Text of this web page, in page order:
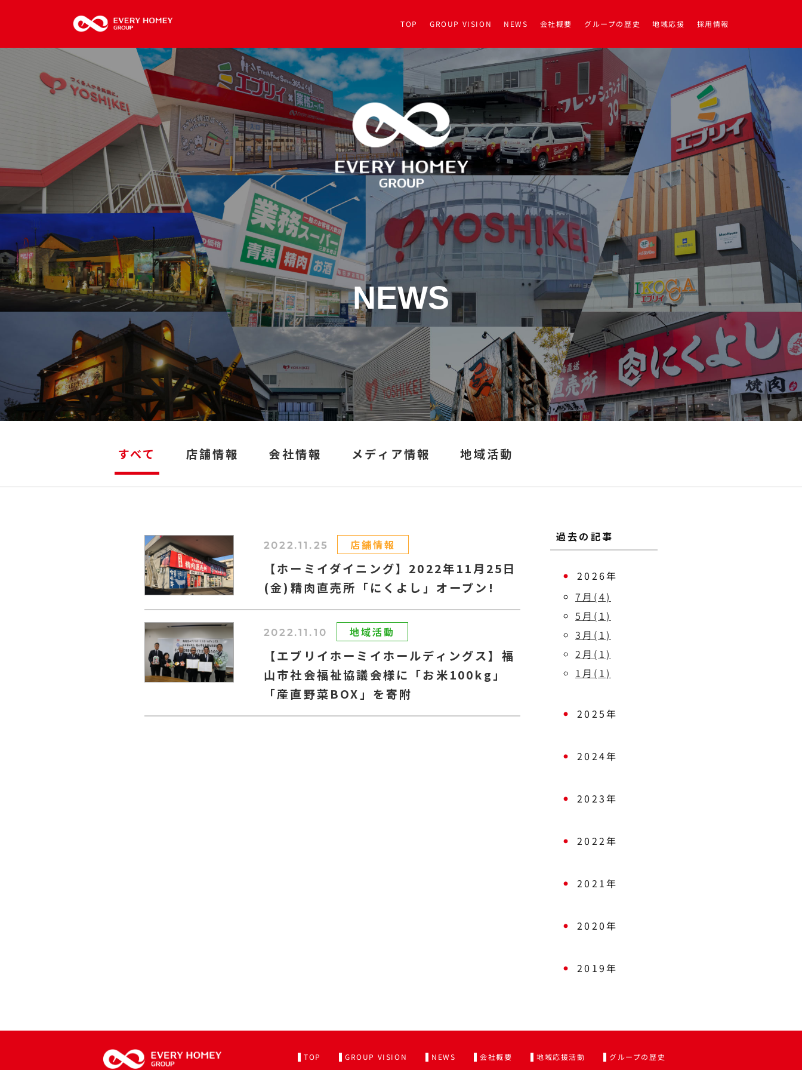
TOP GROUP VISION NEWS 会社概要 グループの歴史 地域応援 採用情報
NEWS
すべて 店舗情報 会社情報 メディア情報 地域活動
2022.11.25 店舗情報
【ホーミイダイニング】2022年11月25日
(金)精肉直売所「にくよし」オープン!
2022.11.10 地域活動
【エブリイホーミイホールディングス】福
山市社会福祉協議会様に「お米100kg」
「産直野菜BOX」を寄附
過去の記事
2026年
7月(4)
5月(1)
3月(1)
2月(1)
1月(1)
2025年
2024年
2023年
2022年
2021年
2020年
2019年
TOP GROUP VISION NEWS 会社概要 地域応援活動 グループの歴史